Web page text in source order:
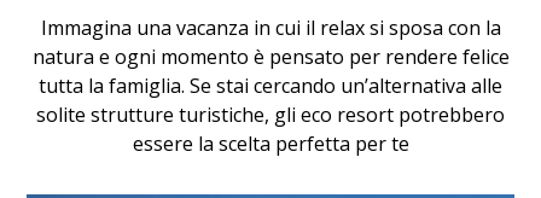
Immagina una vacanza in cui il relax si sposa con la
natura e ogni momento è pensato per rendere felice
tutta la famiglia. Se stai cercando un’alternativa alle
solite strutture turistiche, gli eco resort potrebbero
essere la scelta perfetta per te